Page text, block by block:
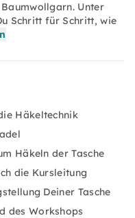
Unter
Schritt für Schritt, wie
Häkeltechnik
Häkeln der Tasche
die Kursleitung
Deiner Tasche
des Workshops